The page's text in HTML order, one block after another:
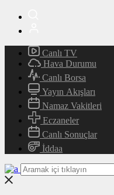
Canlı TV
Hava Durumu
Canlı Borsa
Yayın Akışları
Namaz Vakitleri
Eczaneler
Canlı Sonuçlar
İddaa